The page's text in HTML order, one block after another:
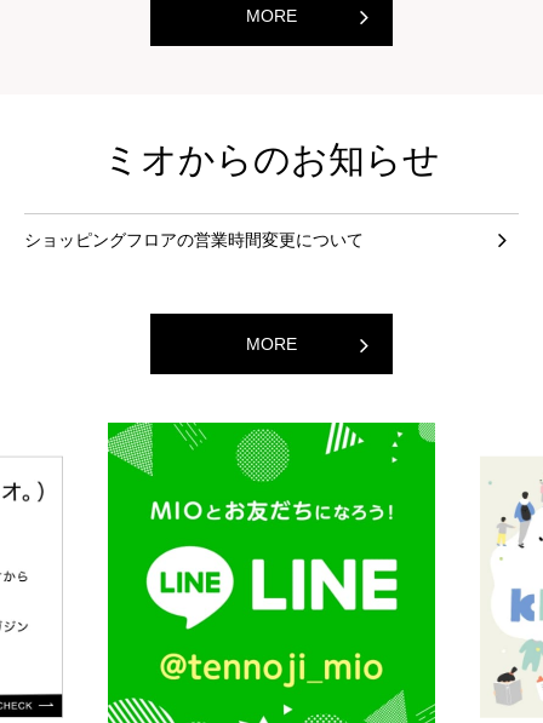
MORE
ミオからのお知らせ
ショッピングフロアの営業時間変更について
MORE